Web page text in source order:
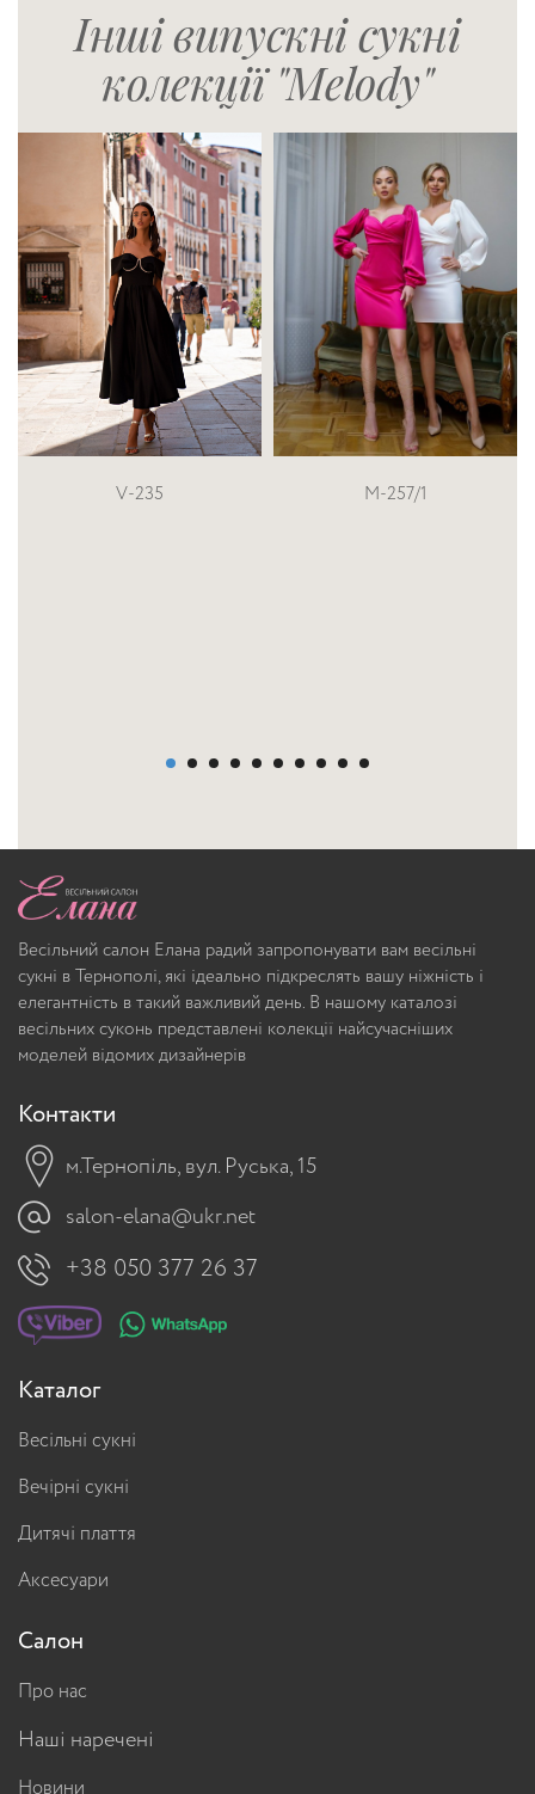
Інші випускні сукні
колекції "Melody"
M-257/1 042
Весільний салон Елана радий запропонувати вам весільні
сукні в Тернополі, які ідеально підкреслять вашу ніжність і
елегантність в такий важливий день. В нашому каталозі
весільних суконь представлені колекції найсучасніших
моделей відомих дизайнерів
Контакти
м.Тернопіль, вул. Руська, 15
salon-elana@ukr.net
+38 050 377 26 37
Каталог
Весільні сукні
Вечірні сукні
Дитячі плаття
Аксесуари
Салон
Про нас
Наші наречені
Новини